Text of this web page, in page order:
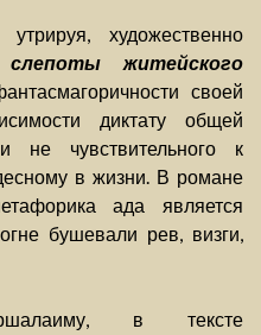
художественно
слепоты житейского
своей
диктату общей
не чувствительного к
в жизни. В романе
ада является
бушевали рев, визги,
в тексте